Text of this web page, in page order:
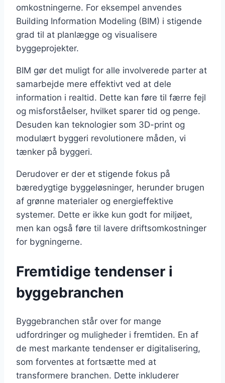
omkostningerne. For eksempel anvendes
Building Information Modeling (BIM) i stigende
grad til at planlægge og visualisere
byggeprojekter.
BIM gør det muligt for alle involverede parter at
samarbejde mere effektivt ved at dele
information i realtid. Dette kan føre til færre fejl
og misforståelser, hvilket sparer tid og penge.
Desuden kan teknologier som 3D-print og
modulært byggeri revolutionere måden, vi
tænker på byggeri.
Derudover er der et stigende fokus på
bæredygtige byggeløsninger, herunder brugen
af grønne materialer og energieffektive
systemer. Dette er ikke kun godt for miljøet,
men kan også føre til lavere driftsomkostninger
for bygningerne.
Fremtidige tendenser i
byggebranchen
Byggebranchen står over for mange
udfordringer og muligheder i fremtiden. En af
de mest markante tendenser er digitalisering,
som forventes at fortsætte med at
transformere branchen. Dette inkluderer